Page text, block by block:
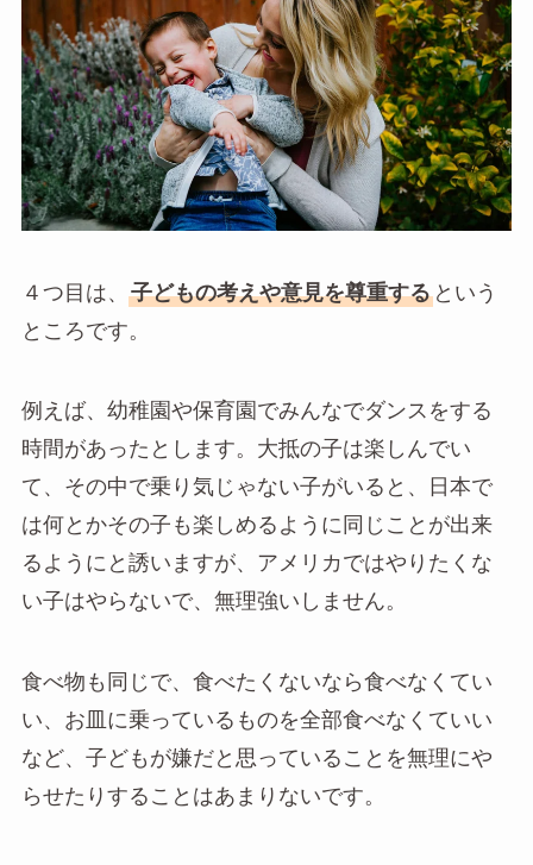
４つ目は、 子どもの考えや意見を尊重するという
ところです。
例えば、幼稚園や保育園でみんなでダンスをする
時間があったとします。大抵の子は楽しんでい
て、その中で乗り気じゃない子がいると、日本で
は何とかその子も楽しめるように同じことが出来
るようにと誘いますが、アメリカではやりたくな
い子はやらないで、無理強いしません。
食べ物も同じで、食べたくないなら食べなくてい
い、お皿に乗っているものを全部食べなくていい
など、子どもが嫌だと思っていることを無理にや
らせたりすることはあまりないです。